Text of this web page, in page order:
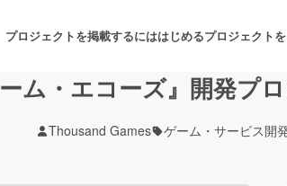
プロジェクトを掲載するにははじめるプロジェクト
ム・エコーズ』開発プ
Thousand Games ゲーム・サービス開